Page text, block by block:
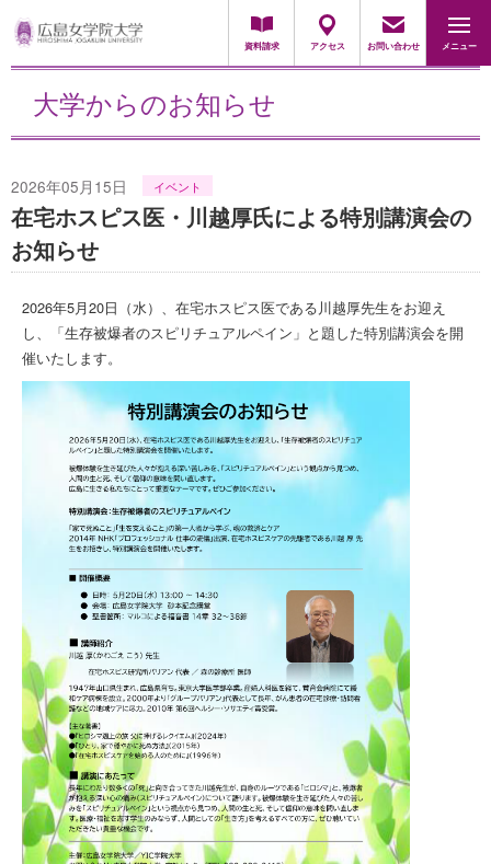
資料請求 アクセス お問い合わせ メニュー
採用担当の方
大学からのお知らせ
2026年05月15日 イベント
在宅ホスピス医・川越厚氏による特別講演会の
お知らせ
2026年5月20日（水）、在宅ホスピス医である川越厚先生をお迎え
し、「生存被爆者のスピリチュアルペイン」と題した特別講演会を開
催いたします。